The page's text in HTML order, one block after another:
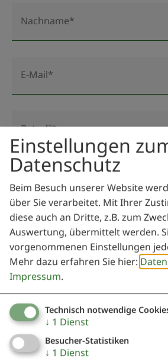
Nachname*
E-Mail*
Betreff*
Nachricht*
bin damit einverstanden.*
Absenden
Einstellungen
Datenschutz
Beim Besuch unserer Website
über Sie verarbeitet. Mit Ihrer
diese auch an Dritte, z.B. zum
Auswertung, übermittelt werden.
vorgenommenen Einstellungen
Mehr dazu erfahren Sie hier:
Impressum.
Technisch notwendige
↓ 1 Dienst
Besucher-Statistiken
↓ 1 Dienst